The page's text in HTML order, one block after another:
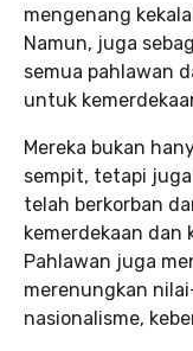
mengenang
Namun, juga
semua pahlawan
untuk
Mereka bukan
sempit, tetapi
telah berkorban
kemerdekaan dan
Pahlawan juga
merenungkan
nasionalisme,